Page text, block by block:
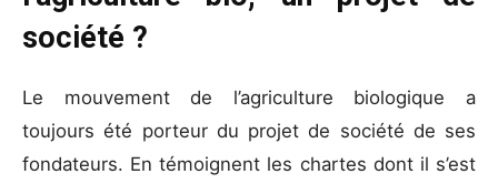
société ?
Le mouvement de l’agriculture biologique a
toujours été porteur du projet de société de ses
fondateurs. En témoignent les chartes dont il s’est